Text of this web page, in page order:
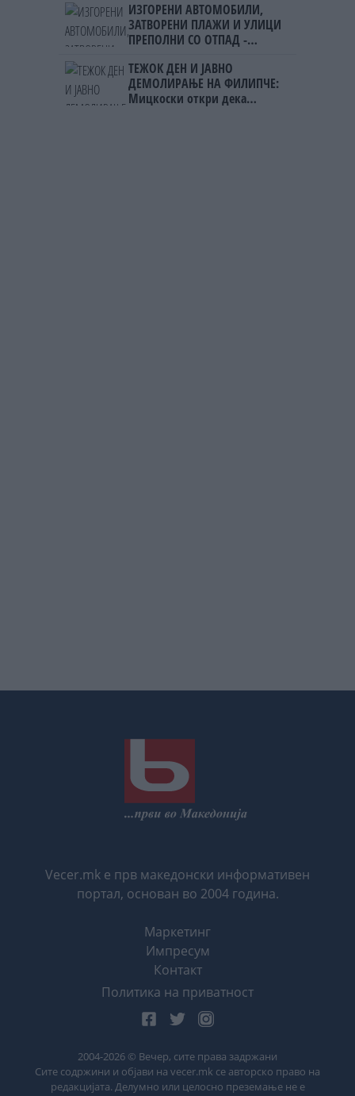
ИЗГОРЕНИ АВТОМОБИЛИ,
ЗАТВОРЕНИ ПЛАЖИ И УЛИЦИ
ПРЕПОЛНИ СО ОТПАД -
мигрантскиот бран кон Сеута
ТЕЖОК ДЕН И ЈАВНО
ДЕМОЛИРАЊЕ НА ФИЛИПЧЕ:
Мицкоски откри дека
Vecer.mk е прв македонски информативен
портал, основан во 2004 година.
Маркетинг
Импресум
Контакт
Политика на приватност
2004-2026 © Вечер, сите права задржани
Сите содржини и објави на vecer.mk се авторско право на
редакцијата. Делумно или целосно преземање не е